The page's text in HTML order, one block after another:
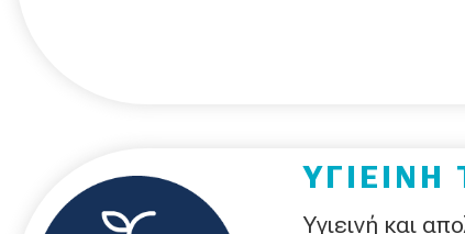
Υγιεινή και